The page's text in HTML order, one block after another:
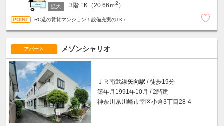
3階 1K（20.66ｍ2 ）
RC造の賃貸マンション！設備充実の1K♪
アパート メゾンシャリオ
ＪＲ南武線矢向駅 / 徒歩19分
築年月1991年10月 / 2階建
神奈川県川崎市幸区小倉3丁目28-4